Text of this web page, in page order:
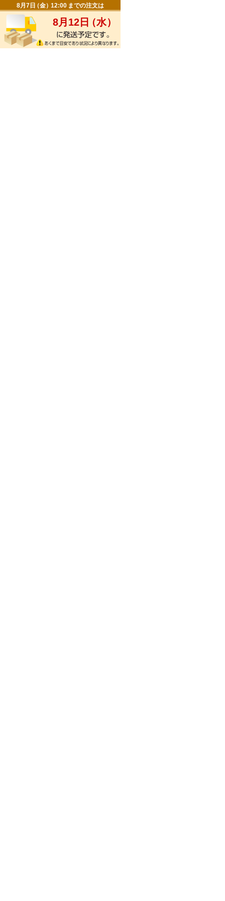
8月7日（金）12:00 までの注文は
8月12日（水）